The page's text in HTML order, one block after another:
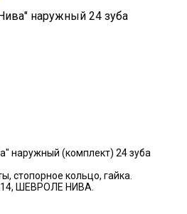
наружный 24 зуба
наружный (комплект) 24 зуба
стопорное кольцо, гайка.
ШЕВРОЛЕ НИВА.